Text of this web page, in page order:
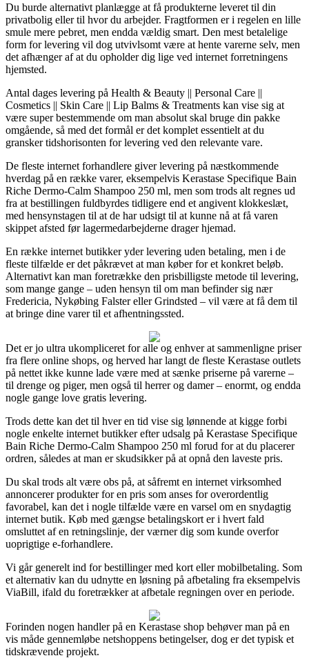
Du burde alternativt planlægge at få produkterne leveret til din
privatbolig eller til hvor du arbejder. Fragtformen er i regelen en lille
smule mere pebret, men endda vældig smart. Den mest betalelige
form for levering vil dog utvivlsomt være at hente varerne selv, men
det afhænger af at du opholder dig lige ved internet forretningens
hjemsted.
Antal dages levering på Health & Beauty || Personal Care ||
Cosmetics || Skin Care || Lip Balms & Treatments kan vise sig at
være super bestemmende om man absolut skal bruge din pakke
omgående, så med det formål er det komplet essentielt at du
gransker tidshorisonten for levering ved den relevante vare.
De fleste internet forhandlere giver levering på næstkommende
hverdag på en række varer, eksempelvis Kerastase Specifique Bain
Riche Dermo-Calm Shampoo 250 ml, men som trods alt regnes ud
fra at bestillingen fuldbyrdes tidligere end et angivent klokkeslæt,
med hensynstagen til at de har udsigt til at kunne nå at få varen
skippet afsted før lagermedarbejderne drager hjemad.
En række internet butikker yder levering uden betaling, men i de
fleste tilfælde er det påkrævet at man køber for et konkret beløb.
Alternativt kan man foretrække den prisbilligste metode til levering,
som mange gange – uden hensyn til om man befinder sig nær
Fredericia, Nykøbing Falster eller Grindsted – vil være at få dem til
at bringe dine varer til et afhentningssted.
Det er jo ultra ukompliceret for alle og enhver at sammenligne priser
fra flere online shops, og herved har langt de fleste Kerastase outlets
på nettet ikke kunne lade være med at sænke priserne på varerne –
til drenge og piger, men også til herrer og damer – enormt, og endda
nogle gange love gratis levering.
Trods dette kan det til hver en tid vise sig lønnende at kigge forbi
nogle enkelte internet butikker efter udsalg på Kerastase Specifique
Bain Riche Dermo-Calm Shampoo 250 ml forud for at du placerer
ordren, således at man er skudsikker på at opnå den laveste pris.
Du skal trods alt være obs på, at såfremt en internet virksomhed
annoncerer produkter for en pris som anses for overordentlig
favorabel, kan det i nogle tilfælde være en varsel om en snydagtig
internet butik. Køb med gængse betalingskort er i hvert fald
omsluttet af en retningslinje, der værner dig som kunde overfor
uoprigtige e-forhandlere.
Vi går generelt ind for bestillinger med kort eller mobilbetaling. Som
et alternativ kan du udnytte en løsning på afbetaling fra eksempelvis
ViaBill, ifald du foretrækker at afbetale regningen over en periode.
Forinden nogen handler på en Kerastase shop behøver man på en
vis måde gennemløbe netshoppens betingelser, dog er det typisk et
tidskrævende projekt.